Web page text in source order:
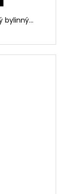
bylinný...